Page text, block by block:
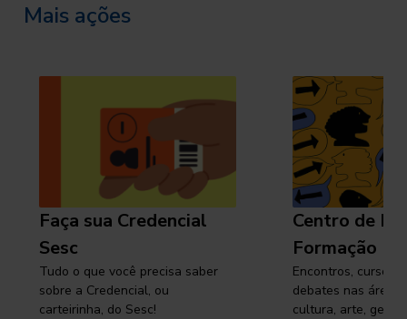
Mais ações
Faça sua Credencial
Sesc
Tudo o que você precisa saber
sobre a Credencial, ou
carteirinha, do Sesc!
Centro de
Formação
Encontros, cursos,
debates nas áreas
cultura, arte,